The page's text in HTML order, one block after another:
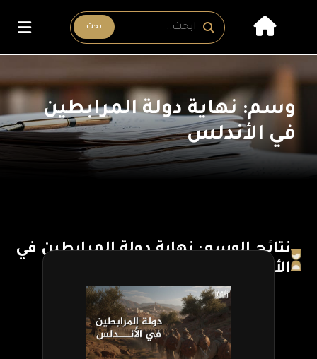
بحث
وسم: نهاية دولة المرابطين
في الأندلس
نتائج الوسم: نهاية دولة المرابطين في
الأندلس